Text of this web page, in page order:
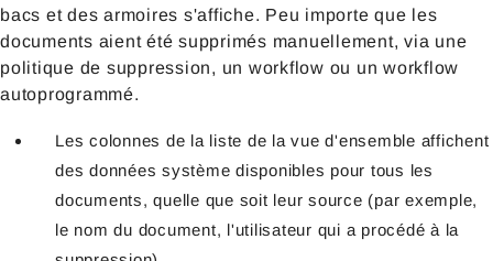
bacs et des armoires s'affiche. Peu importe que les
documents aient été supprimés manuellement, via une
politique de suppression, un workflow ou un workflow
autoprogrammé.
Les colonnes de la liste de la vue d'ensemble affichent
des données système disponibles pour tous les
documents, quelle que soit leur source (par exemple,
le nom du document, l'utilisateur qui a procédé à la